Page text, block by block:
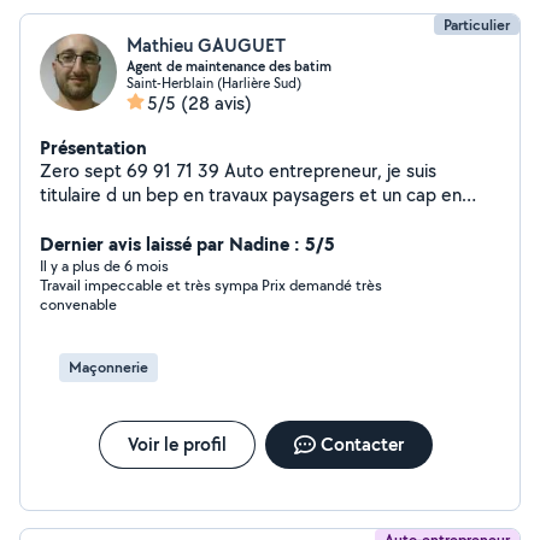
Particulier
Mathieu GAUGUET
Agent de maintenance des batim
Saint-Herblain (Harlière Sud)
5/5 (28 avis)
Présentation
Zero sept 69 91 71 39 Auto entrepreneur, je suis
titulaire d un bep en travaux paysagers et un cap en
dans différents corps de métier, n hésitez pas à me
contacter.
Dernier avis laissé par Nadine : 5/5
Il y a plus de 6 mois
Travail impeccable et très sympa Prix demandé très
convenable
Maçonnerie
Voir le profil Contacter